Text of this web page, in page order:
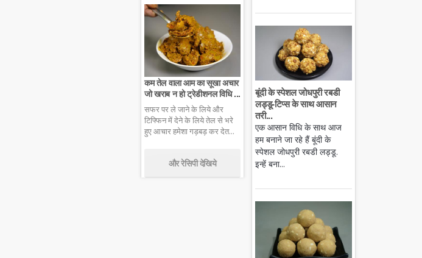
कम तेल वाला आम का सूखा अचार
जो खराब न हो ट्रेडीशनल विधि ...
सफर पर ले जाने के लिये और
टिफ्फिन में देने के लिये तेल से भरे
हुए आचार हमेशा गड़बड़ कर देत...
और रेसिपी देखिये
बूंदी के स्पेशल जोधपुरी रबडी
लड्डू-टिप्स के साथ आसान
तरी...
एक आसान विधि के साथ आज
हम बनाने जा रहे हैं बूंदी के
स्पेशल जोधपुरी रबडी लड्डू.
इन्हें बना...